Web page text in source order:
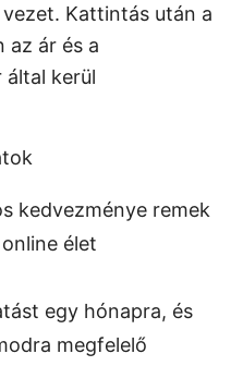
Kattintás után a
az ár és a
által kerül
kedvezménye remek
élet
egy hónapra, és
megfelelő